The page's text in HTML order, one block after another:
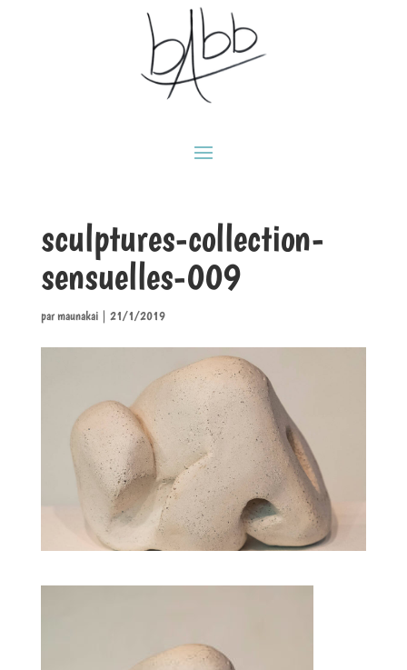
sculptures-collection-
sensuelles-009
par maunakai| 21/1/2019